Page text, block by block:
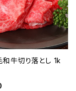
和牛切り落とし 1k